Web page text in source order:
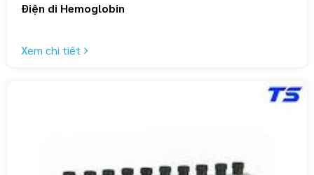
Điện di Hemoglobin
Xem chi tiết